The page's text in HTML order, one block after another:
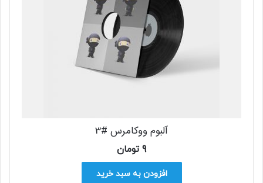
آلبوم ووکامرس #3
9 تومان
افزودن به سبد خرید